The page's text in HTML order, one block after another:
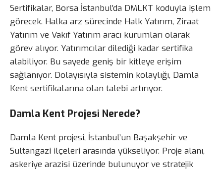
Sertifikalar, Borsa İstanbul’da DMLKT koduyla işlem
görecek. Halka arz sürecinde Halk Yatırım, Ziraat
Yatırım ve Vakıf Yatırım aracı kurumları olarak
görev alıyor. Yatırımcılar dilediği kadar sertifika
alabiliyor. Bu sayede geniş bir kitleye erişim
sağlanıyor. Dolayısıyla sistemin kolaylığı, Damla
Kent sertifikalarına olan talebi artırıyor.
Damla Kent Projesi Nerede?
Damla Kent projesi, İstanbul’un Başakşehir ve
Sultangazi ilçeleri arasında yükseliyor. Proje alanı,
askeriye arazisi üzerinde bulunuyor ve stratejik